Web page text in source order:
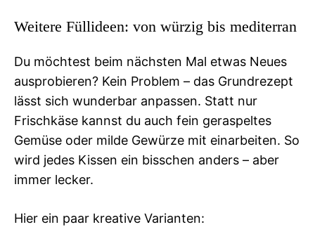
Weitere Füllideen: von würzig bis mediterran
Du möchtest beim nächsten Mal etwas Neues
ausprobieren? Kein Problem – das Grundrezept
lässt sich wunderbar anpassen. Statt nur
Frischkäse kannst du auch fein geraspeltes
Gemüse oder milde Gewürze mit einarbeiten. So
wird jedes Kissen ein bisschen anders – aber
immer lecker.
Hier ein paar kreative Varianten: